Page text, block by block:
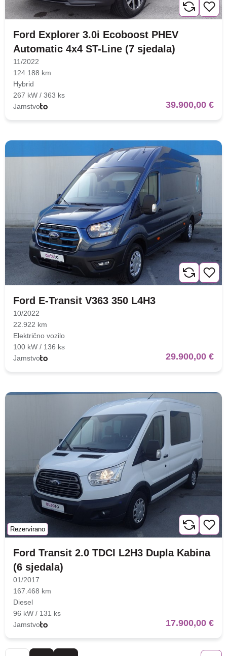
Ford Explorer 3.0i Ecoboost PHEV
Automatic 4x4 ST-Line (7 sjedala)
11/2022
124.188 km
Hybrid
267 kW / 363 ks
Jamstvo
39.900,00 €
Ford E-Transit V363 350 L4H3
10/2022
22.922 km
Električno vozilo
100 kW / 136 ks
Jamstvo
29.900,00 €
Rezervirano
Ford Transit 2.0 TDCI L2H3 Dupla Kabina
(6 sjedala)
01/2017
167.468 km
Diesel
96 kW / 131 ks
Jamstvo
17.900,00 €